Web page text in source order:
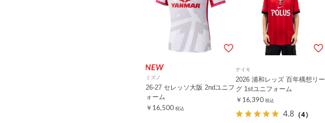
ミズノ
26-27 セレッソ大阪 2ndユニフ
ォーム
￥16,500 税込
ナイキ
2026 浦和レッズ 百年構想リー
グ 1stユニフォーム
￥16,390 税込
4.8 （4）